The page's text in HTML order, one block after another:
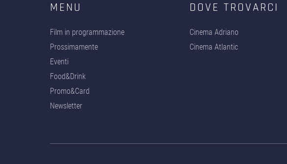
MENU
Film in programmazione
Prossimamente
Eventi
Food&Drink
Promo&Card
Newsletter
DOVE TROVARCI
Cinema Adriano
Cinema Atlantic